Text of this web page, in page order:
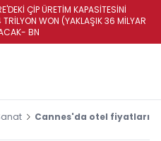
ÇİP ÜRETİM KAPASİTESİNİ
TRİLYON WON (YAKLAŞIK 36 MİLYAR
BN
Cannes'da otel fiyatları